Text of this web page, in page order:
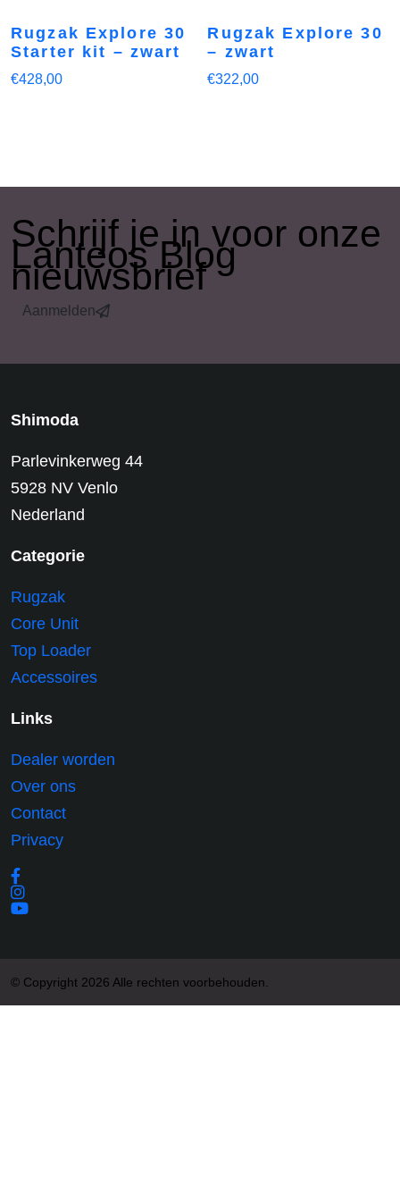
Rugzak Explore 30
Starter kit – zwart
€428,00
Rugzak Explore 30
– zwart
€322,00
​Schrijf je in voor onze
Lanteos Blog
nieuwsbrief
Aanmelden
Shimoda
Parlevinkerweg 44
5928 NV Venlo
Nederland
Categorie
Rugzak
Core Unit
Top Loader
Accessoires
Links
Dealer worden
Over ons
Contact
Privacy
© Copyright 2026 Alle rechten voorbehouden.